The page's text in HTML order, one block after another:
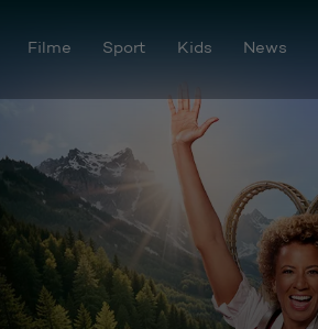
Filme Sport Kids News